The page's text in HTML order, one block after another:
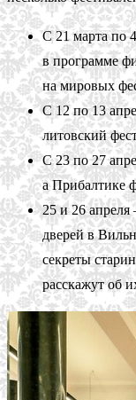
С 21 марта по
в программе
на мировых
С 12 по 13
литовский
С 23 по 27
а Прибалтике
25 и 26
дверей в
секреты
расскажут об